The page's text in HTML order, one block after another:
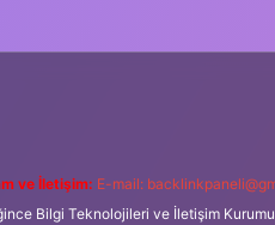
ve İletişim: E-mail:
Bilgi Teknolojileri ve İletişim